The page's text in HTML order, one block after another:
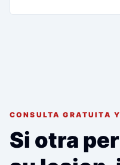
CONSULTA GRATUITA
Si otra